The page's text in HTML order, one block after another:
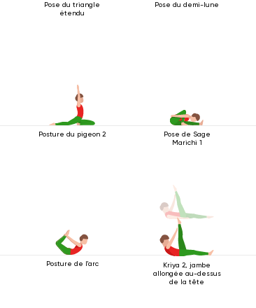
Pose du triangle
étendu
Pose du demi-lune
Posture du pigeon 2
Pose de Sage
Marichi 1
Posture de l'arc
Kriya 2, jambe
allongée au-dessus
de la tête